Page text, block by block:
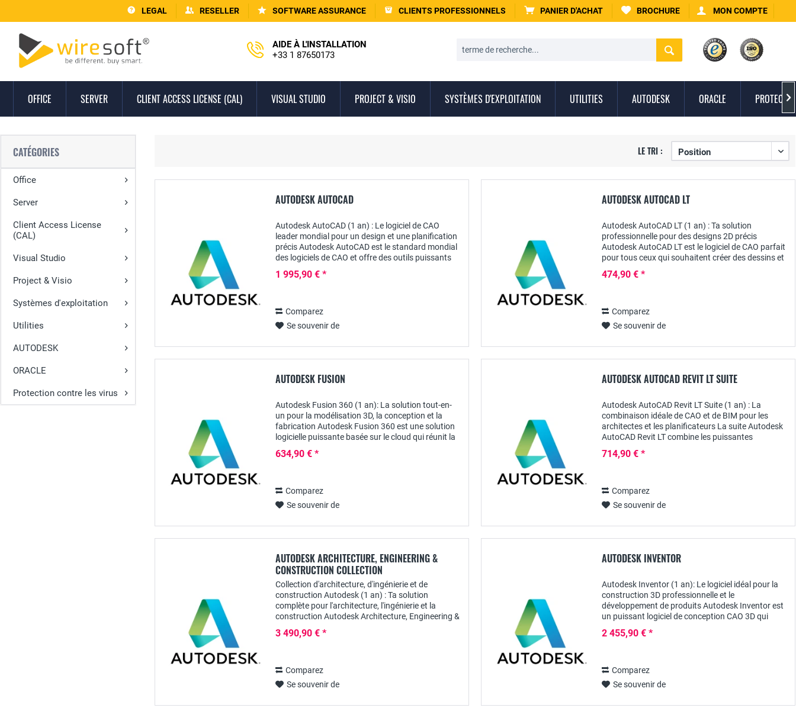
LEGAL RESELLER SOFTWARE ASSURANCE CLIENTS PROFESSIONNELS PANIER D'ACHAT BROCHURE MON COMPTE
AIDE À L'INSTALLATION
+33 1 87650173
OFFICE SERVER CLIENT ACCESS LICENSE (CAL) VISUAL STUDIO PROJECT & VISIO SYSTÈMES D'EXPLOITATION UTILITIES AUTODESK ORACLE 
CATÉGORIES
Office
Server
Client Access License
(CAL)
Visual Studio
Project & Visio
Systèmes d'exploitation
Utilities
AUTODESK
ORACLE
Protection contre les virus
LE TRI :
AUTODESK AUTOCAD
Autodesk AutoCAD (1 an) : Le logiciel de CAO
leader mondial pour un design et une planification
précis Autodesk AutoCAD est le standard mondial
des logiciels de CAO et offre des outils puissants
1 995,90 € *
Comparez
Se souvenir de
AUTODESK AUTOCAD LT
Autodesk AutoCAD LT (1 an) : Ta solution
professionnelle pour des designs 2D précis
Autodesk AutoCAD LT est le logiciel de CAO parfait
pour tous ceux qui souhaitent créer des dessins et
474,90 € *
Comparez
Se souvenir de
AUTODESK FUSION
Autodesk Fusion 360 (1 an): La solution tout-en-
un pour la modélisation 3D, la conception et la
fabrication Autodesk Fusion 360 est une solution
logicielle puissante basée sur le cloud qui réunit la
634,90 € *
Comparez
Se souvenir de
AUTODESK AUTOCAD REVIT LT SUITE
Autodesk AutoCAD Revit LT Suite (1 an) : La
combinaison idéale de CAO et de BIM pour les
architectes et les planificateurs La suite Autodesk
AutoCAD Revit LT combine les puissantes
précis et...
714,90 € *
Comparez
Se souvenir de
AUTODESK ARCHITECTURE, ENGINEERING &
CONSTRUCTION COLLECTION
Collection d'architecture, d'ingénierie et de
construction Autodesk (1 an) : Ta solution
complète pour l'architecture, l'ingénierie et la
construction Autodesk Architecture, Engineering &
3 490,90 € *
Comparez
Se souvenir de
AUTODESK INVENTOR
Autodesk Inventor (1 an): Le logiciel idéal pour la
construction 3D professionnelle et le
développement de produits Autodesk Inventor est
un puissant logiciel de conception CAO 3D qui
et...
2 455,90 € *
Comparez
Se souvenir de